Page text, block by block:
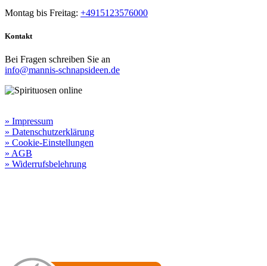
Montag bis Freitag: +4915123576000
Kontakt
Bei Fragen schreiben Sie an
info@mannis-schnapsideen.de
» Impressum
» Datenschutzerklärung
» Cookie-Einstellungen
» AGB
» Widerrufsbelehrung